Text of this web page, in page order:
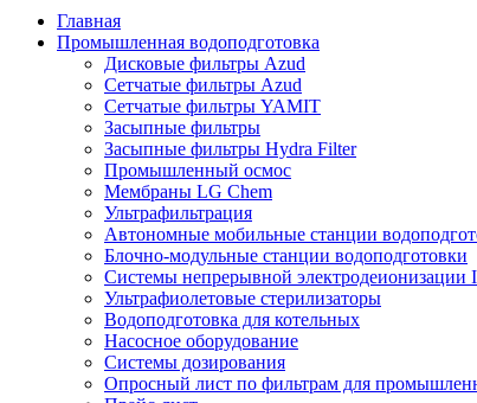
Главная
Промышленная водоподготовка
Дисковые фильтры Azud
Сетчатые фильтры Azud
Сетчатые фильтры YAMIT
Засыпные фильтры
Засыпные фильтры Hydra Filter
Промышленный осмос
Мембраны LG Chem
Ультрафильтрация
Автономные мобильные станции
Блочно-модульные станции водоподготовки
Системы непрерывной электродеионизации
Ультрафиолетовые стерилизаторы
Водоподготовка для котельных
Насосное оборудование
Системы дозирования
Опросный лист по фильтрам для